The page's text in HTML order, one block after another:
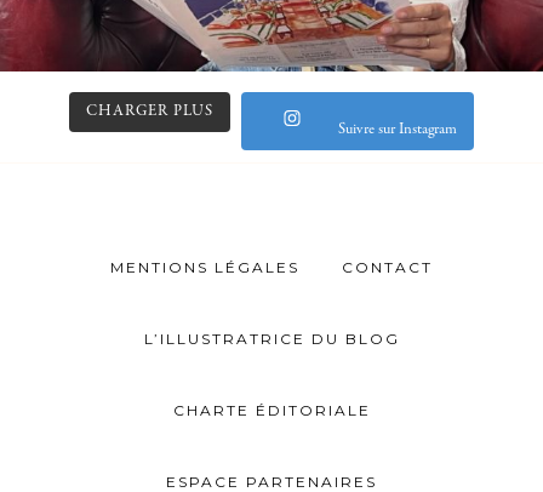
CHARGER PLUS
Suivre sur Instagram
MENTIONS LÉGALES CONTACT
L’ILLUSTRATRICE DU BLOG
CHARTE ÉDITORIALE
ESPACE PARTENAIRES